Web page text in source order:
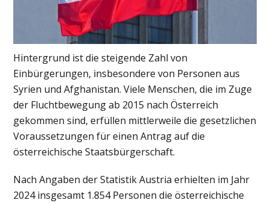
Hintergrund ist die steigende Zahl von
Einbürgerungen, insbesondere von Personen aus
Syrien und Afghanistan. Viele Menschen, die im Zuge
der Fluchtbewegung ab 2015 nach Österreich
gekommen sind, erfüllen mittlerweile die gesetzlichen
Voraussetzungen für einen Antrag auf die
österreichische Staatsbürgerschaft.
Nach Angaben der Statistik Austria erhielten im Jahr
2024 insgesamt 1.854 Personen die österreichische